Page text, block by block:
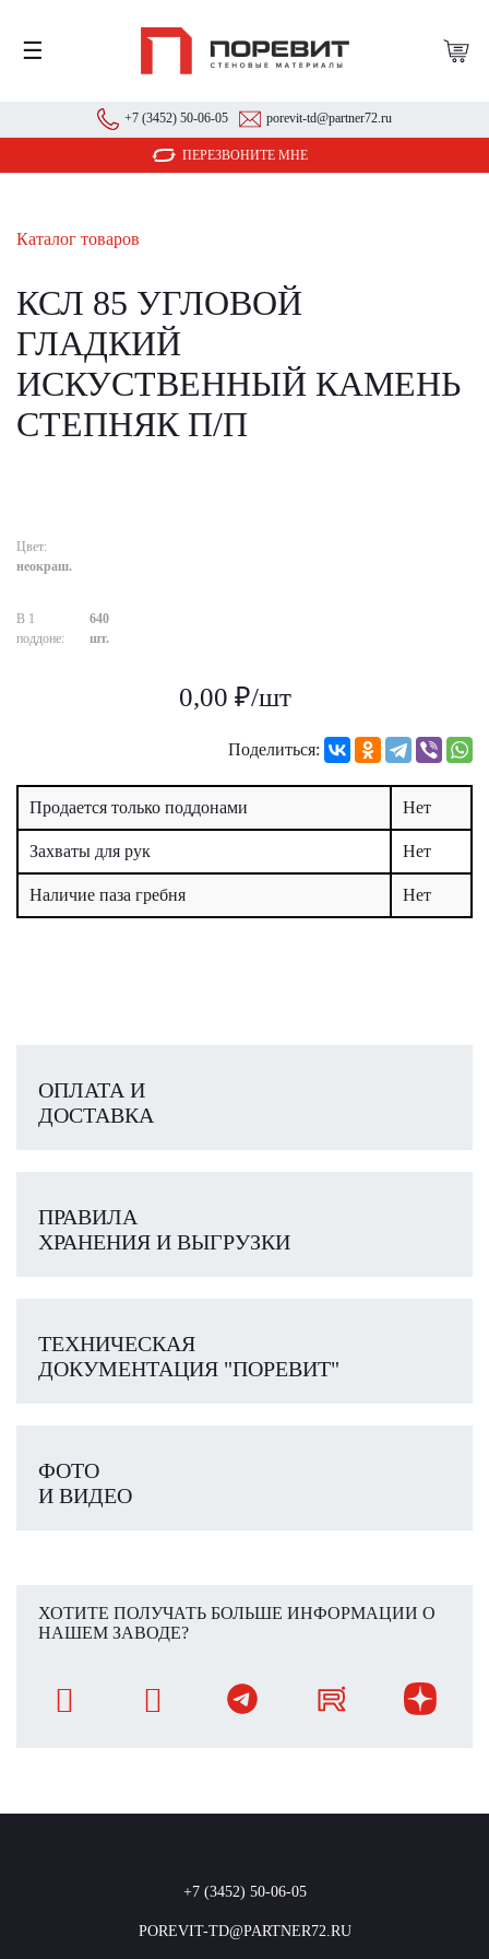
☰
+7 (3452) 50-06-05 porevit-td@partner72.ru
ПЕРЕЗВОНИТЕ МНЕ
Каталог товаров
КСЛ 85 УГЛОВОЙ
ГЛАДКИЙ
ИСКУСТВЕННЫЙ КАМЕНЬ
СТЕПНЯК П/П
Цвет:
неокраш.
В 1
поддоне:
640
шт.
0,00 ₽/шт
Поделиться:
Продается только поддонами Нет
Захваты для рук Нет
Наличие паза гребня Нет
ОПЛАТА И
ДОСТАВКА
ПРАВИЛА
ХРАНЕНИЯ И ВЫГРУЗКИ
ТЕХНИЧЕСКАЯ
ДОКУМЕНТАЦИЯ "ПОРЕВИТ"
ФОТО
И ВИДЕО
ХОТИТЕ ПОЛУЧАТЬ БОЛЬШЕ ИНФОРМАЦИИ О
НАШЕМ ЗАВОДЕ?
+7 (3452) 50-06-05
POREVIT-TD@PARTNER72.RU